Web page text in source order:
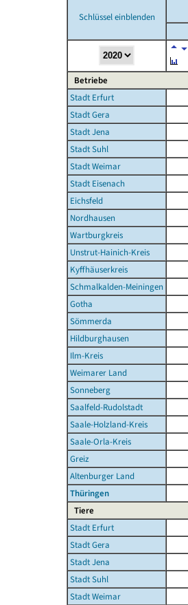
Schlüssel einblenden
Betriebe
Stadt Erfurt
Stadt Gera
Stadt Jena
Stadt Suhl
Stadt Weimar
Stadt Eisenach
Eichsfeld
Nordhausen
Wartburgkreis
Unstrut-Hainich-Kreis
Kyffhäuserkreis
Schmalkalden-Meiningen
Gotha
Sömmerda
Hildburghausen
Ilm-Kreis
Weimarer Land
Sonneberg
Saalfeld-Rudolstadt
Saale-Holzland-Kreis
Saale-Orla-Kreis
Greiz
Altenburger Land
Thüringen
Tiere
Stadt Erfurt
Stadt Gera
Stadt Jena
Stadt Suhl
Stadt Weimar